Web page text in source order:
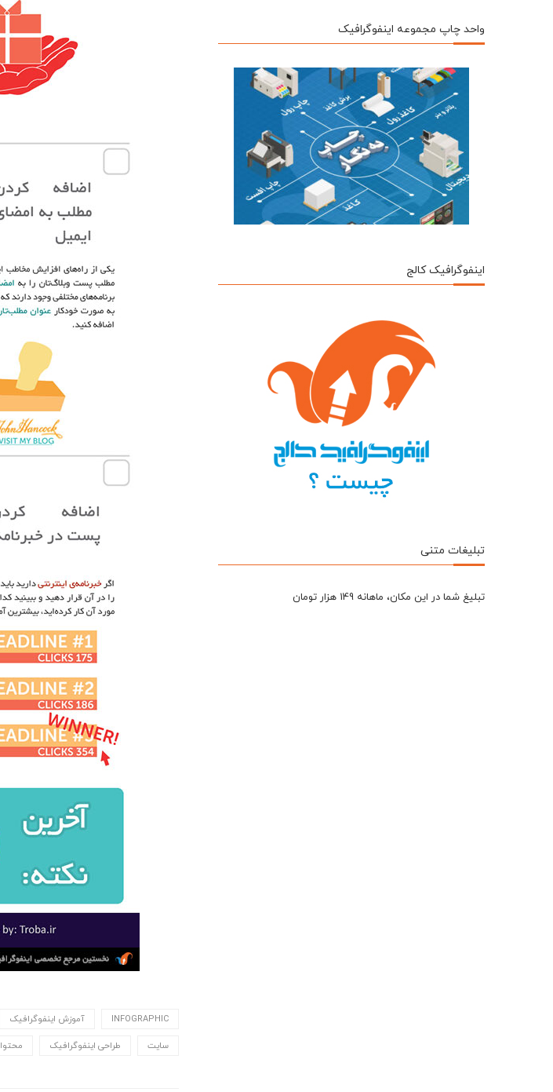
INFOGRAPHIC آموزش اینفوگرافیک
سایت طراحی اینفوگرافیک محتوا
واحد چاپ مجموعه اینفوگرافیک
اینفوگرافیک کالج
تبلیغات متنی
تبلیغ شما در این مکان، ماهانه 149 هزار تومان